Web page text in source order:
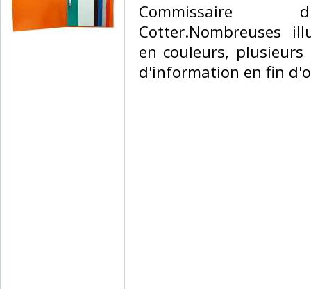
‎Commissaire
Cotter.Nombreuses
en couleurs,
d'information en fin